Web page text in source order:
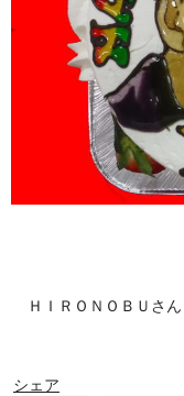
ＨＩＲＯＮＯＢＵさ
シェア